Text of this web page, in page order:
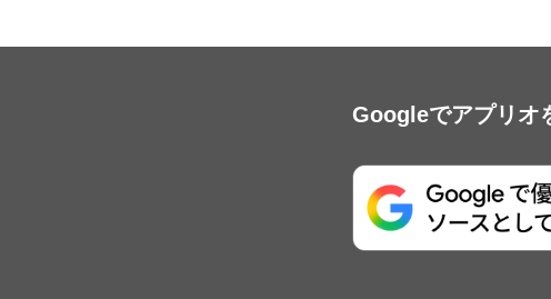
Googleでアプリオ